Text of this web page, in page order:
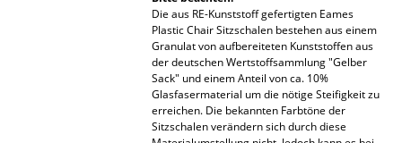
Die aus RE-Kunststoff gefertigten Eames
Plastic Chair Sitzschalen bestehen aus einem
Granulat von aufbereiteten Kunststoffen aus
der deutschen Wertstoffsammlung "Gelber
Sack" und einem Anteil von ca. 10%
Glasfasermaterial um die nötige Steifigkeit zu
erreichen. Die bekannten Farbtöne der
Sitzschalen verändern sich durch diese